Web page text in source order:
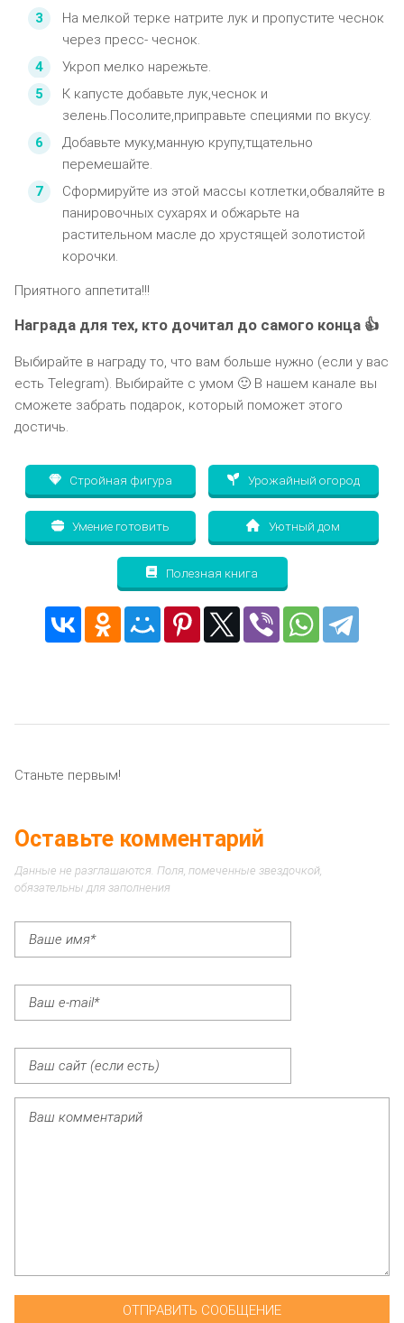
На мелкой терке натрите лук и пропустите чеснок
через пресс- чеснок.
Укроп мелко нарежьте.
К капусте добавьте лук,чеснок и
зелень.Посолите,приправьте специями по вкусу.
Добавьте муку,манную крупу,тщательно
перемешайте.
Сформируйте из этой массы котлетки,обваляйте в
панировочных сухарях и обжарьте на
растительном масле до хрустящей золотистой
корочки.
Приятного аппетита!!!
Награда для тех, кто дочитал до самого конца 👍
Выбирайте в награду то, что вам больше нужно (если у вас
есть Telegram). Выбирайте с умом 🙂 В нашем канале вы
сможете забрать подарок, который поможет этого
достичь.
Стройная фигура Урожайный огород
Умение готовить Уютный дом
Полезная книга
Станьте первым!
Оставьте комментарий
Данные не разглашаются. Поля, помеченные звездочкой,
обязательны для заполнения